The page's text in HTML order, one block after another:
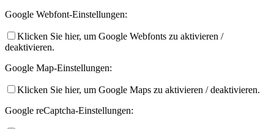
Google Webfont-Einstellungen:
Klicken Sie hier, um Google Webfonts zu aktivieren /
deaktivieren.
Google Map-Einstellungen:
Klicken Sie hier, um Google Maps zu aktivieren / deaktivieren.
Google reCaptcha-Einstellungen: